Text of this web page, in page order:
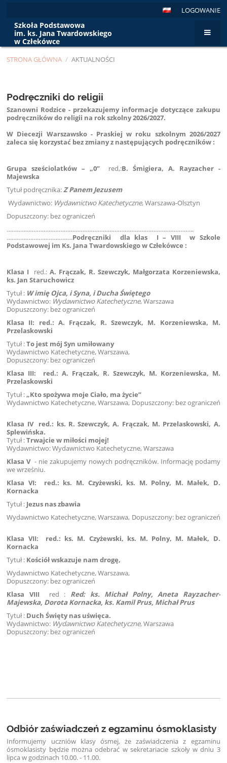
LOGOWANIE
Szkoła Podstawowa
im. ks. Jana Twardowskiego
w Człekówce
STRONA GŁÓWNA / AKTUALNOŚCI
Podręczniki do religii
Szanowni Rodzice - przekazujemy informacje dotyczące zakupu
podręczników do religii na rok szkolny 2026/2027.
W Diecezji Warszawsko - Praskiej w roku szkolnym 2026/2027
zaleca się korzystać bez zmiany z następujących podręczników :
Grupa sześciolatków – „0” red,:B. Śmigiera, A. Rayzacher -
Majewska
Tytuł podręcznika:Z Panem Jezusem
Wydawnictwo: Wydawnictwo Katechetyczne, Warszawa-Olsztyn
Dopuszczony: bez ograniczeń
………….……………………………………………………………………………………..
…………………………………Podręczniki dla klas I – VIII w Szkole
Podstawowej im Ks. Jana Twardowskiego w Człekówce :
Klasa I red.:A. Frączak, R. Szewczyk, Małgorzata Korzeniewska,
ks. Jan Staruchowicz
Tytuł : W imię Ojca, i Syna, i Ducha Świętego
Wydawnictwo: Wydawnictwo Katechetyczne, Warszawa
Dopuszczony: bez ograniczeń
Klasa II: red.: A. Frączak, R. Szewczyk, M. Korzeniewska, M.
Przelaskowski
Tytuł :To jest mój Syn umiłowany
Wydawnictwo Katechetyczne, Warszawa,
Dopuszczony: bez ograniczeń
Klasa III:
red.: A. Frączak, R. Szewczyk, M. Korzeniewska, M.
Przelaskowski
Tytuł :„Kto spożywa moje Ciało, ma życie”
Wydawnictwo Katechetyczne, Warszawa, Dopuszczony: bez ograniczeń
Klasa IV
red.: ks. R. Szewczyk, A. Frączak, M. Przelaskowski, A.
Splewińska.
Tytuł :Trwajcie w miłości mojej!
Wydawnictwo: Wydawnictwo Katechetyczne, Warszawa
Klasa V- nie zakupujemy nowych podręczników. Informację podamy
we wrześniu.
Klasa VI:
red.: ks. M. Czyżewski, ks. M. Polny, M. Małek, D.
Kornacka
Tytuł : Jezus nas zbawia
Wydawnictwo Katechetyczne, Warszawa, Dopuszczony: bez ograniczeń
Klasa VII:
red.: ks. M. Czyżewski, ks. M. Polny, M. Małek, D.
Kornacka
Tytuł : Kościół wskazuje nam drogę,
Wydawnictwo Katechetyczne, Warszawa,
Dopuszczony: bez ograniczeń
Klasa VIII red : Red: ks. Michał Polny, Aneta Rayzacher-
Majewska, Dorota Kornacka, ks. Kamil Prus, Michał Prus
Tytuł : Duch Święty nas uświęca.
Wydawnictwo: Wydawnictwo Katechetyczne, Warszawa
Dopuszczony: bez ograniczeń
Odbiór zaświadczeń z egzaminu ósmoklasisty
Informujemy uczniów klasy ósmej, że zaświadczenia z egzaminu
ósmoklasisty będzie można odebrać w sekretariacie szkoły w dniu 3
lipca w godzinach 10.00. - 11.00.